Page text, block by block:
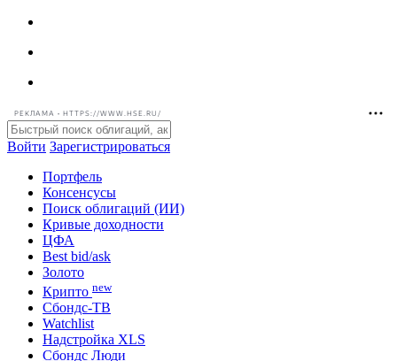
РЕКЛАМА • HTTPS://WWW.HSE.RU/
Войти Зарегистрироваться
Портфель
Консенсусы
Поиск облигаций (ИИ)
Кривые доходности
ЦФА
Best bid/ask
Золото
Крипто new